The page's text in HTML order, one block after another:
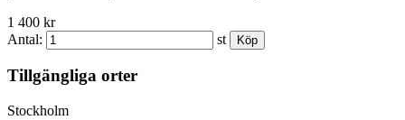
1 400 kr
Antal:
st
Tillgängliga orter
Stockholm